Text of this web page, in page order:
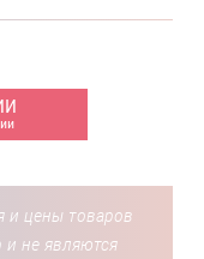
и цены товаров
не являются